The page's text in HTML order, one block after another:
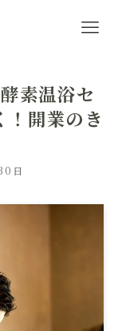
素温浴セ
開業のき
日